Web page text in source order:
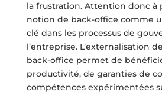
la frustration. Attention donc à
notion de back-office comme
clé dans les processus de
l’entreprise. L’externalisation
back-office permet de
productivité, de garanties de
compétences expérimentées